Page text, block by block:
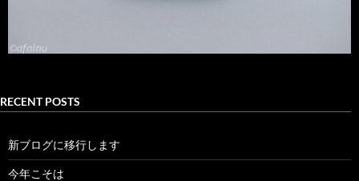
RECENT POSTS
新ブログに移行します
今年こそは